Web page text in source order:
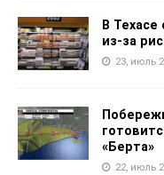
В
из-за
23, июль
«Берта»
22, июль